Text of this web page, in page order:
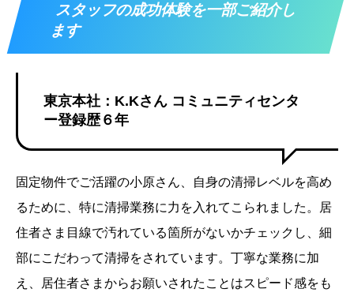
スタッフの成功体験を一部ご紹介し
ます
東京本社：K.Kさん コミュニティセンタ
ー登録歴６年
固定物件でご活躍の小原さん、自身の清掃レベルを高め
るために、特に清掃業務に力を入れてこられました。居
住者さま目線で汚れている箇所がないかチェックし、細
部にこだわって清掃をされています。丁寧な業務に加
え、居住者さまからお願いされたことはスピード感をも